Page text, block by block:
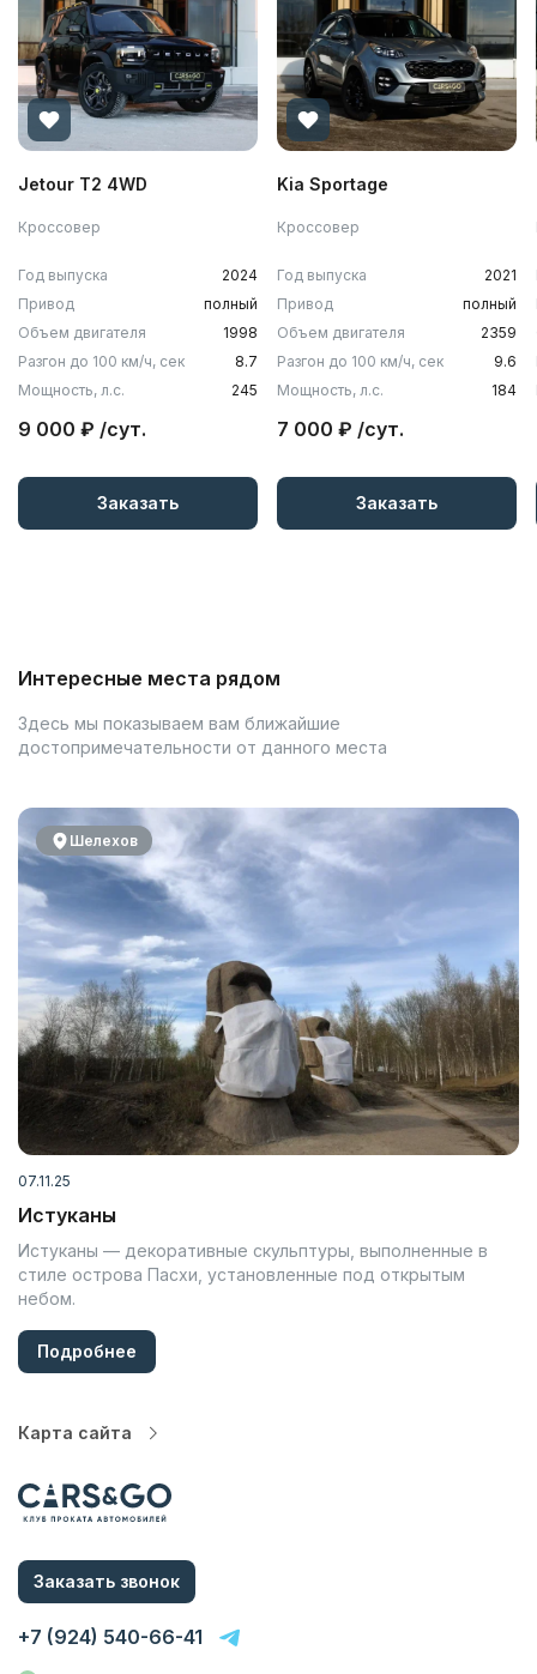
Jetour T2 4WD
Кроссовер
Год выпуска
2024
Привод
полный
Объем двигателя
1998
Разгон до 100 км/ч, сек
8.7
Мощность, л.с.
245
9 000 ₽ /сут.
Заказать
Kia Sportage
Кроссовер
Год выпуска
2021
Привод
полный
Объем двигателя
2359
Разгон до 100 км/ч, сек
9.6
Мощность, л.с.
184
7 000 ₽ /сут.
Заказать
Интересные места рядом
Здесь мы показываем вам ближайшие
достопримечательности от данного места
Шелехов
07.11.25
Истуканы
Истуканы — декоративные скульптуры, выполненные в
стиле острова Пасхи, установленные под открытым
небом.
Подробнее
Карта сайта
Автопарк
Цены
О компании
Контакты
Заказать звонок
+7 (924) 540-66-41